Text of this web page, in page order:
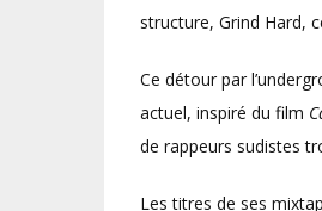
structure, Grind Hard,
Ce détour par
actuel, inspiré du film
de rappeurs sudistes
Les titres de ses